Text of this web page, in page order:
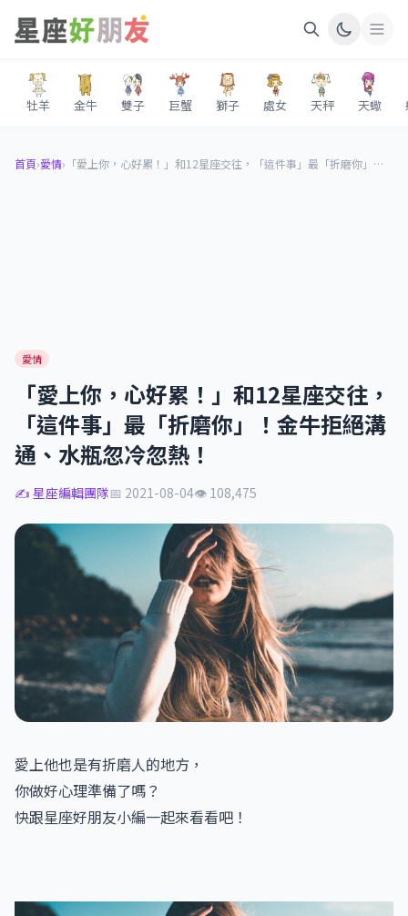
牡羊 金牛 雙子 巨蟹 獅子 處女 天秤 天蠍
首頁›愛情› 「愛上你，心好累！」和12星座交往，「這件事」最「折磨你」！金牛拒絕溝通、水瓶忽冷忽熱！
愛情
「愛上你，心好累！」和12星座交往，
「這件事」最「折磨你」！金牛拒絕溝
通、水瓶忽冷忽熱！
✍️ 星座編輯團隊📅 2021-08-04👁 108,475
愛上他也是有折磨人的地方，
你做好心理準備了嗎？
快跟星座好朋友小編一起來看看吧！